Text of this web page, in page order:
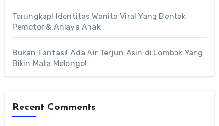
Terungkap! Identitas Wanita Viral Yang Bentak
Pemotor & Aniaya Anak
Bukan Fantasi! Ada Air Terjun Asin di Lombok Yang
Bikin Mata Melongo!
Recent Comments